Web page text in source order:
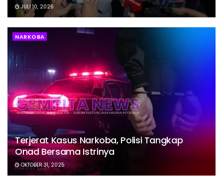
JULI 10, 2026
NARKOBA
Terjerat Kasus Narkoba, Polisi Tangkap
Onad Bersama Istrinya
OKTOBER 31, 2025